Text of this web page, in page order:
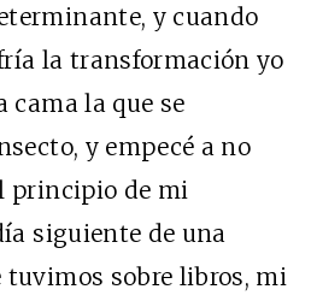
y cuando
la transformación yo
cama la que se
y empecé a no
principio de mi
siguiente de una
tuvimos sobre libros, mi